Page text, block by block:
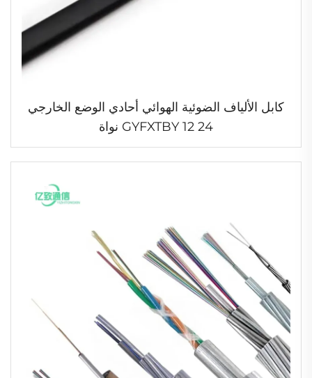
كابل الألياف الضوئية الهوائي أحادي الوضع الخارجي
GYFXTBY 12 24 نواة